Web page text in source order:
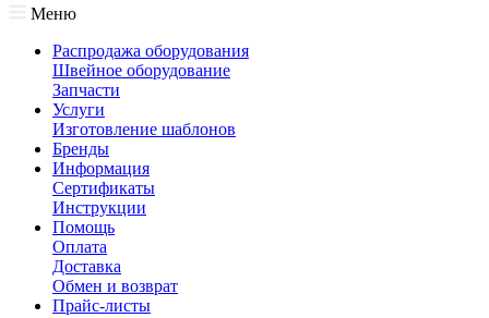
Меню
Распродажа оборудования
Швейное оборудование
Запчасти
Услуги
Изготовление шаблонов
Бренды
Информация
Сертификаты
Инструкции
Помощь
Оплата
Доставка
Обмен и возврат
Прайс-листы